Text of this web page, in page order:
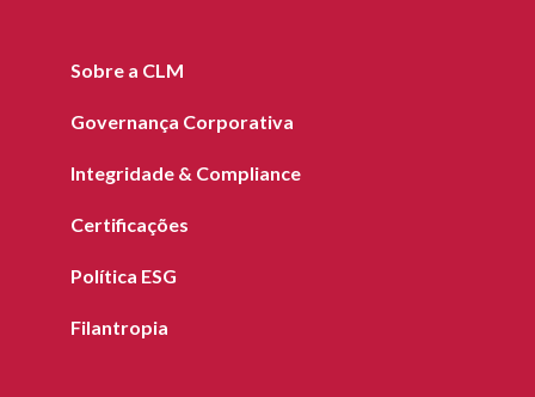
Sobre a CLM
Governança Corporativa
Integridade & Compliance
Certificações
Política ESG
Filantropia